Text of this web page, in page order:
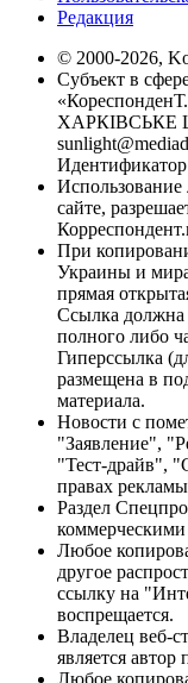
Редакция
© 2000-2026,
Субъект в
ХАРКІВСЬКЕ
сайте,
При
Украины и
прямая
Ссылка должна
полного либо
Гиперссылка
размещена в
материала.
Новости с
"Заявление",
"Тест-драйв",
правах
Раздел
Любое
другое
ссылку на
воспрещается.
Владелец веб-
является автор